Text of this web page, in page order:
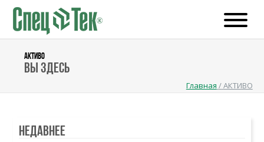
АКТИВО
Вы здесь
Главная /АКТИВО
Недавнее